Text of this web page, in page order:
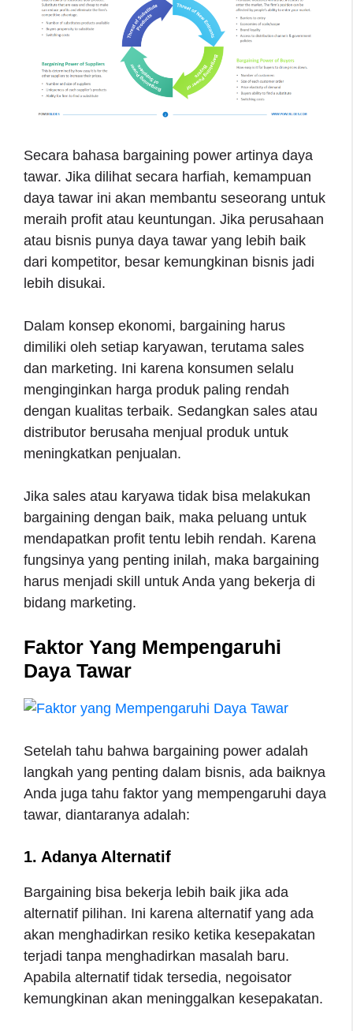
Secara bahasa bargaining power artinya daya
tawar. Jika dilihat secara harfiah, kemampuan
daya tawar ini akan membantu seseorang untuk
meraih profit atau keuntungan. Jika perusahaan
atau bisnis punya daya tawar yang lebih baik
dari kompetitor, besar kemungkinan bisnis jadi
lebih disukai.
Dalam konsep ekonomi, bargaining harus
dimiliki oleh setiap karyawan, terutama sales
dan marketing. Ini karena konsumen selalu
menginginkan harga produk paling rendah
dengan kualitas terbaik. Sedangkan sales atau
distributor berusaha menjual produk untuk
meningkatkan penjualan.
Jika sales atau karyawa tidak bisa melakukan
bargaining dengan baik, maka peluang untuk
mendapatkan profit tentu lebih rendah. Karena
fungsinya yang penting inilah, maka bargaining
harus menjadi skill untuk Anda yang bekerja di
bidang marketing.
Faktor Yang Mempengaruhi
Daya Tawar
Setelah tahu bahwa bargaining power adalah
langkah yang penting dalam bisnis, ada baiknya
Anda juga tahu faktor yang mempengaruhi daya
tawar, diantaranya adalah:
1. Adanya Alternatif
Bargaining bisa bekerja lebih baik jika ada
alternatif pilihan. Ini karena alternatif yang ada
akan menghadirkan resiko ketika kesepakatan
terjadi tanpa menghadirkan masalah baru.
Apabila alternatif tidak tersedia, negoisator
kemungkinan akan meninggalkan kesepakatan.